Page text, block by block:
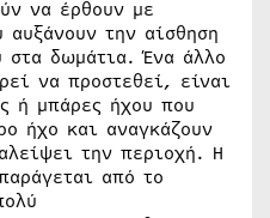
να έρθουν με
την αίσθηση
στα δωμάτια. Ένα άλλο
να προστεθεί, είναι
ή μπάρες ήχου που
ήχο και αναγκάζουν
την περιοχή. Η
από το